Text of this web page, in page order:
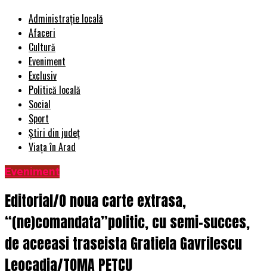
Administrație locală
Afaceri
Cultură
Eveniment
Exclusiv
Politică locală
Social
Sport
Știri din județ
Viața în Arad
Eveniment
Editorial/O noua carte extrasa,
“(ne)comandata”politic, cu semi-succes,
de aceeasi traseista Gratiela Gavrilescu
Leocadia/TOMA PETCU